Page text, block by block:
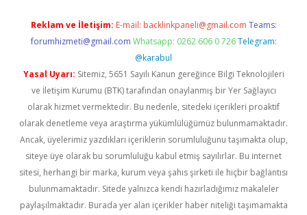
Reklam ve İletişim: E-mail: backlinkpaneli@gmail.com Teams:
forumhizmeti@gmail.com Whatsapp: 0262 606 0 726 Telegram:
@karabul
Yasal Uyarı: Sitemiz, 5651 Sayılı Kanun gereğince Bilgi Teknolojileri
ve İletişim Kurumu (BTK) tarafından onaylanmış bir Yer Sağlayıcı
olarak hizmet vermektedir. Bu nedenle, sitedeki içerikleri proaktif
olarak denetleme veya araştırma yükümlülüğümüz bulunmamaktadır.
Ancak, üyelerimiz yazdıkları içeriklerin sorumluluğunu taşımakta olup,
siteye üye olarak bu sorumluluğu kabul etmiş sayılırlar. Bu internet
sitesi, herhangi bir marka, kurum veya şahıs şirketi ile hiçbir bağlantısı
bulunmamaktadır. Sitede yalnızca kendi hazırladığımız makaleler
paylaşılmaktadır. Burada yer alan içerikler haber niteliği taşımamakta